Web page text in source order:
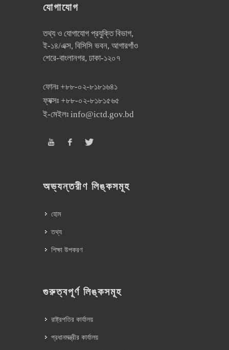
যোগাযোগ
তথ্য ও যোগাযোগ প্রযুক্তি বিভাগ,
ই-১৪/এক্স, বিসিসি ভবন, আগারগাঁও
শেরে-বাংলানগর, ঢাকা-১২০৭
ফোনঃ +৮৮-০২-৮১৮১৬৪১
ফ্যক্সঃ +৮৮-০২-৮১৮১৫৬৫
ই-মেইলঃ info@ictd.gov.bd
অভ্যন্তরীণ লিঙ্কসমূহ
হোম
তথ্য
শিক্ষা উপকরণ
গুরুত্বপূর্ণ লিঙ্কসমূহ
রাষ্ট্রপতির কার্যালয়
প্রধানমন্ত্রীর কার্যালয়